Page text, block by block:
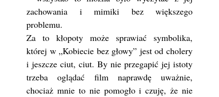
zachowania i mimiki bez większego
problemu.
Za to kłopoty może sprawiać symbolika,
której w „Kobiecie bez głowy” jest od cholery
i jeszcze ciut, ciut. By nie przegapić jej istoty
trzeba oglądać film naprawdę uważnie,
chociaż mnie to nie pomogło i czuję, że nie